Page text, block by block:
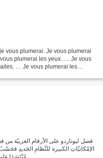
vous plumerai. Je vous plumerai
plumerai les yeux. … Je vous
… Je vous plumerai les
فضل ليوناردو على الأرقام العربيّة من
الاِمْكانيّاتِ الكبيرة للنِّظامِ الجَديدِ